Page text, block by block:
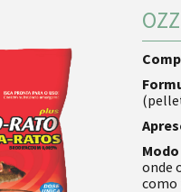
onde
como